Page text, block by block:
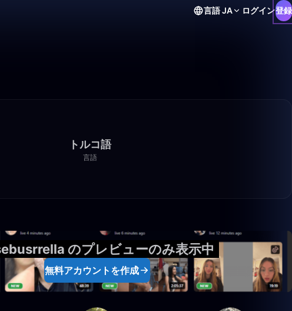
言語JA ログイン登録
トルコ語
言語
のプレビューのみ表示中
無料アカウントを作成